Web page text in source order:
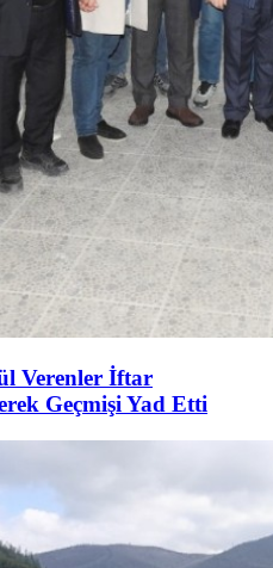
Verenler İftar
Geçmişi Yad Etti